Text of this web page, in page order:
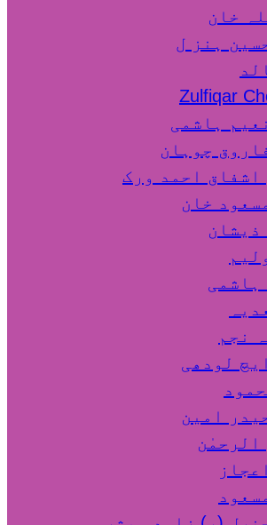
خان
ہنز ل
Zulfiqar
ہاشمی
چوہان
اشفاق احمد ورک
خان
ذیشان
ہاشمی
نجم
لودھی
امین
الرحمٰن